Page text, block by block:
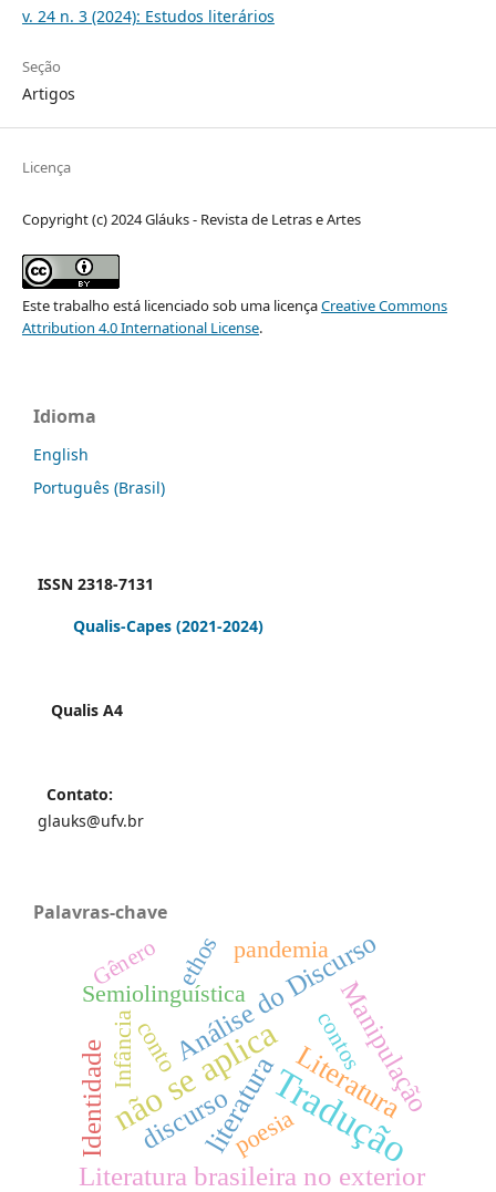
v. 24 n. 3 (2024): Estudos literários
Seção
Artigos
Licença
Copyright (c) 2024 Gláuks - Revista de Letras e Artes
Este trabalho está licenciado sob uma licençaCreative Commons
Attribution 4.0 International License.
Idioma
English
Português (Brasil)
ISSN 2318-7131
Qualis-Capes (2021-2024)
Qualis A4
Contato:
glauks@ufv.br
Palavras-chave
Tradução
não se aplica
literaturaLiteratura
Análise do Discurso
Manipulação
Literatura brasileira no exterior
discurso
Identidade
Semiolinguística
conto
Infância
ethos
poesia
pandemia
contos
Gênero